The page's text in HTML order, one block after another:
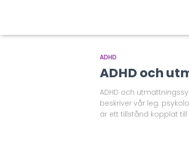
ADHD
ADHD och
ADHD och
beskriver vår leg.
är ett tillstånd kopplat